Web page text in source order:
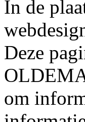
In de
Deze
om